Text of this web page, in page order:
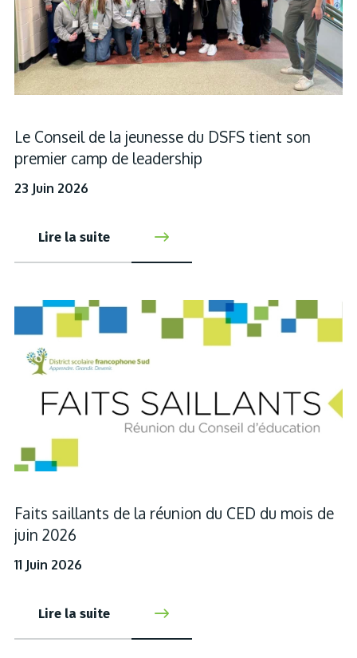
Le Conseil de la jeunesse du DSFS tient son
premier camp de leadership
23 Juin 2026
Lire la suite
Faits saillants de la réunion du CED du mois de
juin 2026
11 Juin 2026
Lire la suite